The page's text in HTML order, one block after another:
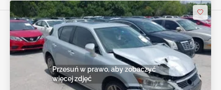
Przesuń w prawo, aby zobaczyć
więcej zdjęć